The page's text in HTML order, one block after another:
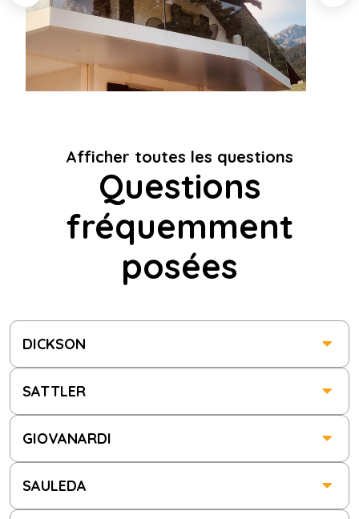
Afficher toutes les questions
Questions
fréquemment
posées
DICKSON
SATTLER
GIOVANARDI
SAULEDA